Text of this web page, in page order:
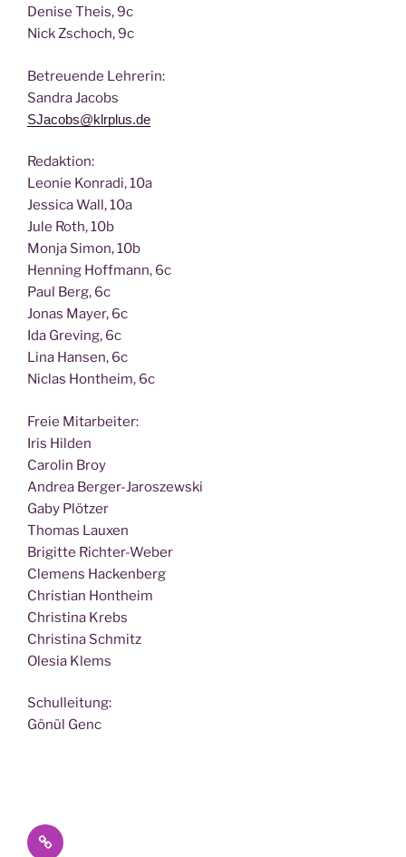
Deni­se Theis, 9c
Nick Zscho­ch, 9c
Betreu­en­de Lehrerin:
San­dra Jacobs
SJacobs@klrplus.de
Redak­ti­on:
Leo­nie Kon­ra­di, 10a
Jes­si­ca Wall, 10a
Jule Roth, 10b
Mon­ja Simon, 10b
Hen­ning Hoff­mann, 6c
Paul Berg, 6c
Jonas May­er, 6c
Ida Gre­ving, 6c
Lina Han­sen, 6c
Nic­las Hont­heim, 6c
Freie Mit­ar­bei­ter:
Iris Hilden
Caro­lin Broy
Andrea Berger-Jaroszewski
Gaby Plötzer
Tho­mas Lauxen
Bri­git­te Richter-Weber
Cle­mens Hackenberg
Chris­ti­an Hontheim
Chris­ti­na Krebs
Chris­ti­na Schmitz
Ole­sia Klems
Schul­lei­tung:
Gönül Genc
Datenschutz